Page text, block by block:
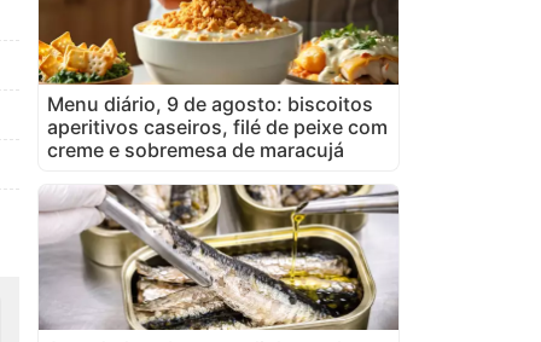
Menu diário, 9 de agosto: biscoitos
aperitivos caseiros, filé de peixe com
creme e sobremesa de maracujá